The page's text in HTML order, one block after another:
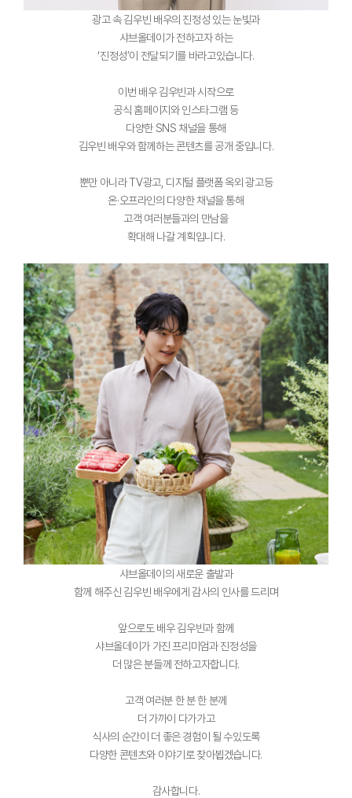
광고 속 김우빈 배우의 진정성 있는 눈빛과
샤브올데이가 전하고자 하는
‘진정성’이 전달되기를 바라고있습니다.
이번 배우 김우빈과 시작으로
공식 홈페이지와 인스타그램 등
다양한 SNS 채널을 통해
김우빈 배우와 함께하는 콘텐츠를 공개 중입니다.
뿐만 아니라 TV광고, 디지털 플랫폼 옥외 광고등
온·오프라인의 다양한 채널을 통해
고객 여러분들과의 만남을
확대해 나갈 계획입니다.
샤브올데이의 새로운 출발과
함께 해주신 김우빈 배우에게 감사의 인사를 드리며
앞으로도 배우 김우빈과 함께
샤브올데이가 가진 프리미엄과 진정성을
더 많은 분들께 전하고자합니다.
고객 여러분 한 분 한 분께
더 가까이 다가가고
식사의 순간이 더 좋은 경험이 될 수있도록
다양한 콘텐츠와 이야기로 찾아뵙겠습니다.
감사합니다.